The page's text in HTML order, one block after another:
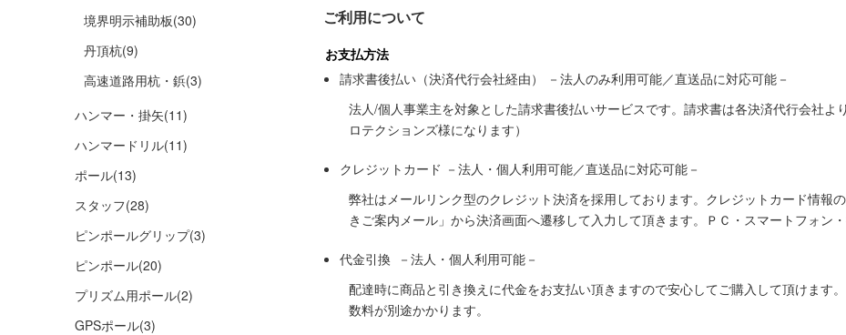
境界明示補助板(30)
丹頂杭(9)
高速道路用杭・鋲(3)
ハンマー・掛矢(11)
ハンマードリル(11)
ポール(13)
スタッフ(28)
ピンポールグリップ(3)
ピンポール(20)
プリズム用ポール(2)
GPSポール(3)
ご利用について
お支払方法
請求書後払い（決済代行会社経由） －法人のみ利用可能／直送品に対応可能－
法人/個人事業主を対象とした請求書後払いサービスです。請求書は各決済代行会社
ロテクションズ様になります）
クレジットカード －法人・個人利用可能／直送品に対応可能－
弊社はメールリンク型のクレジット決済を採用しております。クレジットカード情報
きご案内メール」から決済画面へ遷移して入力して頂きます。ＰＣ・スマートフォン
代金引換 －法人・個人利用可能－
配達時に商品と引き換えに代金をお支払い頂きますので安心してご購入して頂けます
数料が別途かかります。